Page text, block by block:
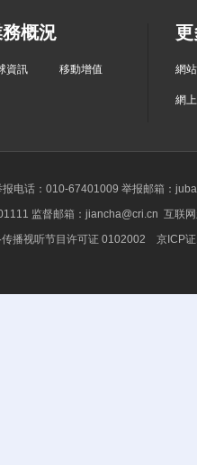
概況
資訊 移動增值 網
網
报电话：010-67401009 举报邮箱：
监督邮箱：jiancha@cri.cn 互联
传播视听节目许可证 0102002 京ICP